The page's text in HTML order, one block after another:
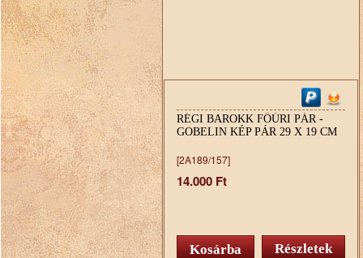
RÉGI BAROKK FŐÚRI PÁR -
GOBELIN KÉP PÁR 29 X 19 CM
[2A189/157]
14.000 Ft
Részletek